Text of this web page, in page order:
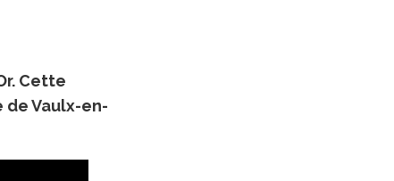
Cette
de Vaulx-en-